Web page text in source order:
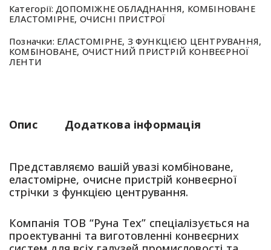
Категорії: ДОПОМІЖНЕ ОБЛАДНАННЯ, КОМБІНОВАНЕ
ЕЛАСТОМІРНЕ, ОЧИСНІ ПРИСТРОЇ
Позначки: ЕЛАСТОМІРНЕ, З ФУНКЦІЄЮ ЦЕНТРУВАННЯ,
КОМБІНОВАНЕ, ОЧИСТНИЙ ПРИСТРІЙ КОНВЕЄРНОЇ
ЛЕНТИ
Опис Додаткова інформація
Представляємо вашій увазі комбіноване,
еластомірне, очисне пристрій конвеєрної
стрічки з функцією центрування.
Компанія ТОВ “Руна Тех” спеціалізується на
проектуванні та виготовленні конвеєрних